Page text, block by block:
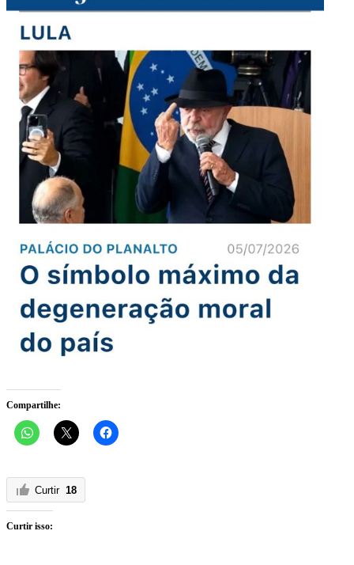
Compartilhe:
Curtir 18
Curtir isso: